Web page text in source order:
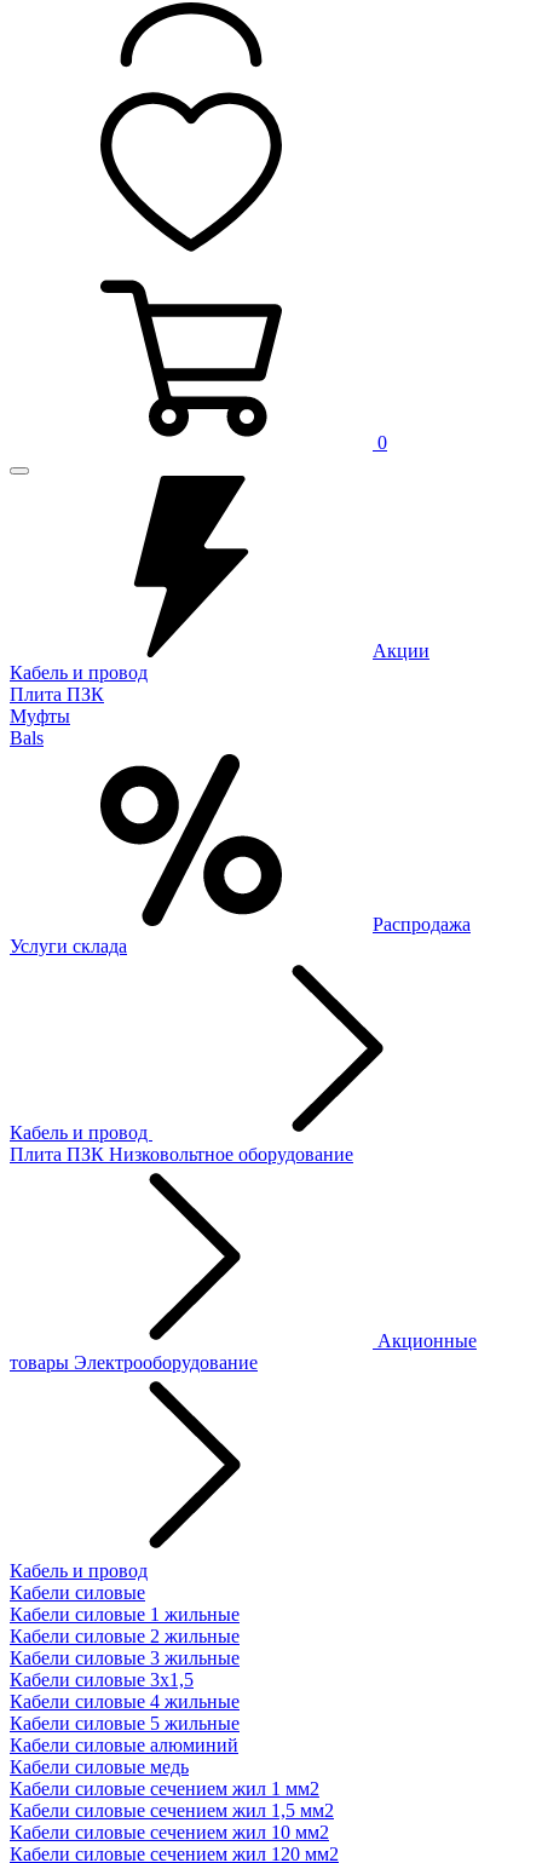
0
Акции
Кабель и провод
Плита ПЗК
Муфты
Bals
Распродажа
Услуги склада
Кабель и провод
Плита ПЗК Низковольтное оборудование
Акционные
товары Электрооборудование
Кабель и провод
Кабели силовые
Кабели силовые 1 жильные
Кабели силовые 2 жильные
Кабели силовые 3 жильные
Кабели силовые 3х1,5
Кабели силовые 4 жильные
Кабели силовые 5 жильные
Кабели силовые алюминий
Кабели силовые медь
Кабели силовые сечением жил 1 мм2
Кабели силовые сечением жил 1,5 мм2
Кабели силовые сечением жил 10 мм2
Кабели силовые сечением жил 120 мм2